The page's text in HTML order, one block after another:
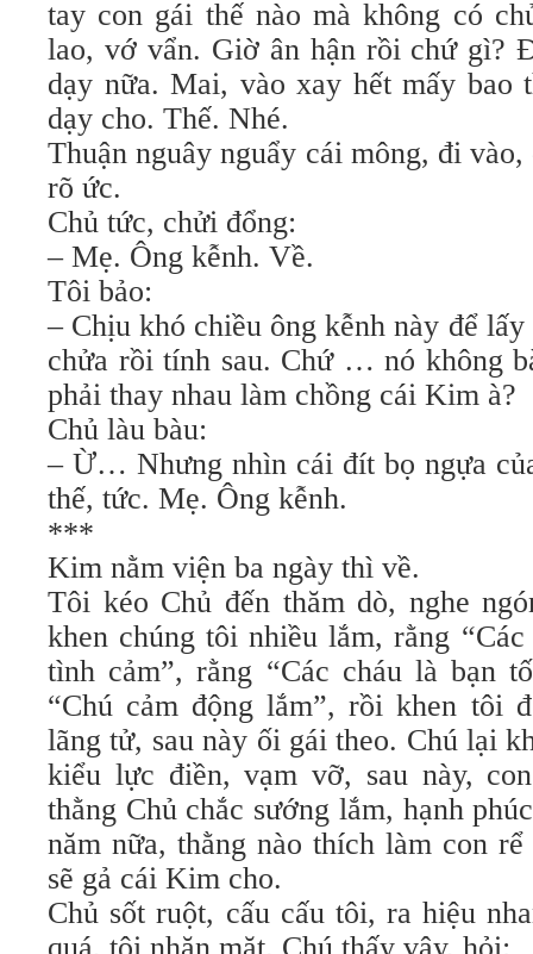
tay con gái thế nào mà không có
lao, vớ vẩn. Giờ ân hận rồi chứ gì?
dạy nữa. Mai, vào xay hết mấy bao
dạy cho. Thế. Nhé.
Thuận nguây nguẩy cái mông, đi
rõ ức.
Chủ tức, chửi đổng:
– Mẹ. Ông kễnh. Về.
Tôi bảo:
– Chịu khó chiều ông kễnh này để
chửa rồi tính sau. Chứ … nó không
phải thay nhau làm chồng cái Kim à?
Chủ làu bàu:
– Ừ… Nhưng nhìn cái đít bọ ngựa
thế, tức. Mẹ. Ông kễnh.
***
Kim nằm viện ba ngày thì về.
Tôi kéo Chủ đến thăm dò, nghe
khen chúng tôi nhiều lắm, rằng
tình cảm”, rằng “Các cháu là bạn
“Chú cảm động lắm”, rồi khen tôi
lãng tử, sau này ối gái theo. Chú lại
kiểu lực điền, vạm vỡ, sau này,
thằng Chủ chắc sướng lắm, hạnh
năm nữa, thằng nào thích làm con
sẽ gả cái Kim cho.
Chủ sốt ruột, cấu cấu tôi, ra hiệu